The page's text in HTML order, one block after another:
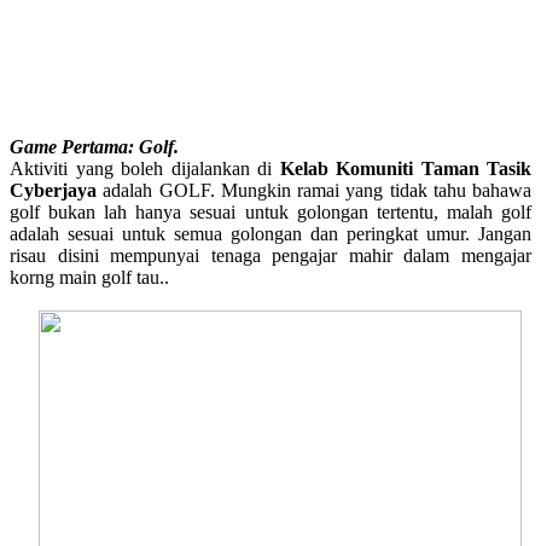
Game Pertama: Golf.
Aktiviti yang boleh dijalankan di Kelab Komuniti Taman Tasik
Cyberjaya adalah GOLF. Mungkin ramai yang tidak tahu bahawa
golf bukan lah hanya sesuai untuk golongan tertentu, malah golf
adalah sesuai untuk semua golongan dan peringkat umur. Jangan
risau disini mempunyai tenaga pengajar mahir dalam mengajar
korng main golf tau..